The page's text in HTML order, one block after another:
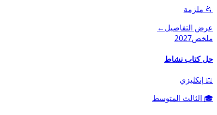
📂 ملزمة
عرض التفاصيل←
ملخص2027
حل كتاب نشاط
📖 إنكليزي
🎓 الثالث المتوسط